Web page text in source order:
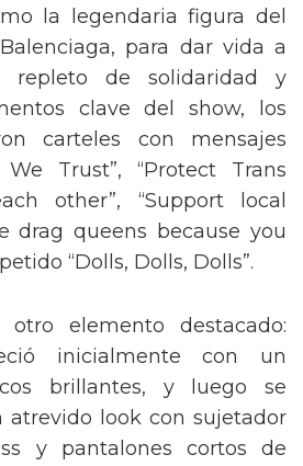
la legendaria figura del
para dar vida a
repleto de solidaridad y
clave del show, los
carteles con mensajes
Trust”, “Protect Trans
other”, “Support local
drag queens because you
“Dolls, Dolls, Dolls”.
elemento destacado:
inicialmente con un
brillantes, y luego se
atrevido look con sujetador
y pantalones cortos de